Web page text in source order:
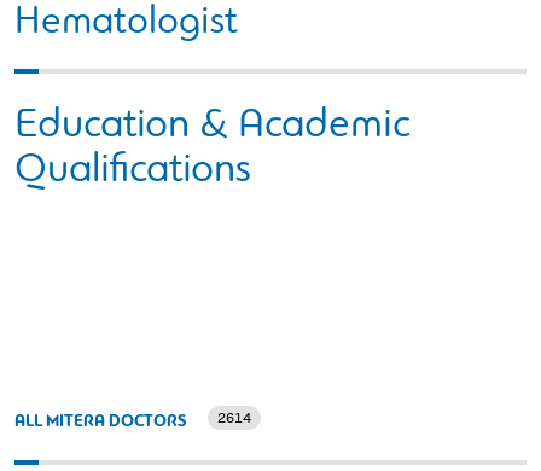
Hematologist
Education & Academic
Qualifications
ALL MITERA DOCTORS 2614